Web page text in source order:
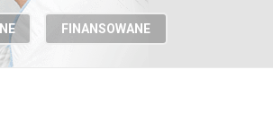
FINANSOWANE